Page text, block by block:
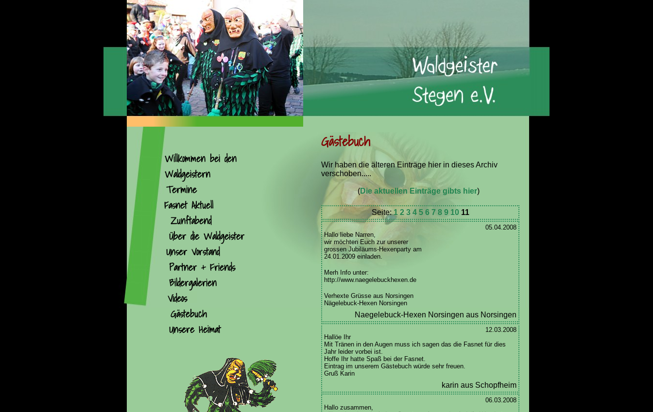
Gästebuch
Wir haben die älteren Einträge hier in dieses Archiv
verschoben.....
(Die aktuellen Einträge gibts hier)
Seite:1 2 3 4 5 6 7 8 9 10 11
05.04.2008
Hallo liebe Narren,
wir möchten Euch zur unserer
grossen Jubiläums-Hexenparty am
24.01.2009 einladen.
Merh Info unter:
http://www.naegelebuckhexen.de
Verhexte Grüsse aus Norsingen
Nägelebuck-Hexen Norsingen
Naegelebuck-Hexen Norsingen aus Norsingen
12.03.2008
Hallöe Ihr
Mit Tränen in den Augen muss ich sagen das die Fasnet für dies
Jahr leider vorbei ist.
Hoffe Ihr hatte Spaß bei der Fasnet.
Eintrag im unserem Gästebuch würde sehr freuen.
Gruß Karin
karin aus Schopfheim
06.03.2008
Hallo zusammen,
Willkommen bei den
Waldgeistern
Termine
Fasnet Aktuell
Zunftabend
Über die Waldgeister
Unser Vorstand
Partner + Friends
Bildergalerien
Videos
Gästebuch
Unsere Heimat